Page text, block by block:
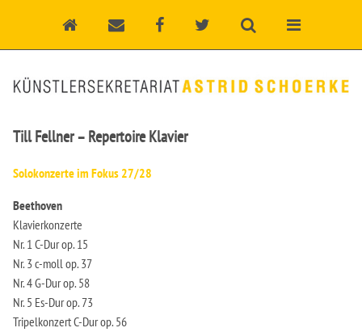
Till Fellner – Repertoire Klavier
Solokonzerte im Fokus 27/28
Beethoven
Klavierkonzerte
Nr. 1 C-Dur op. 15
Nr. 3 c-moll op. 37
Nr. 4 G-Dur op. 58
Nr. 5 Es-Dur op. 73
Tripelkonzert C-Dur op. 56